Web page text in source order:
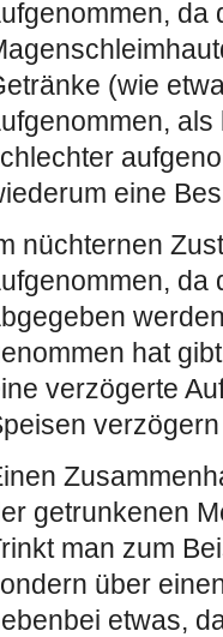
da
(wie
eine
nüchternen
da
hat
verzögerte
getrunkenen
man zum
über
etwas,